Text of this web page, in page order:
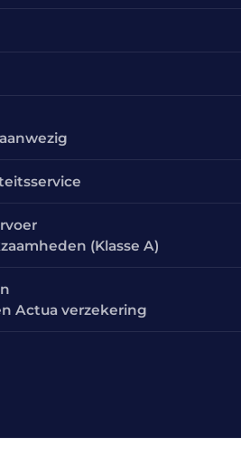
(Klasse A)
Actua verzekering